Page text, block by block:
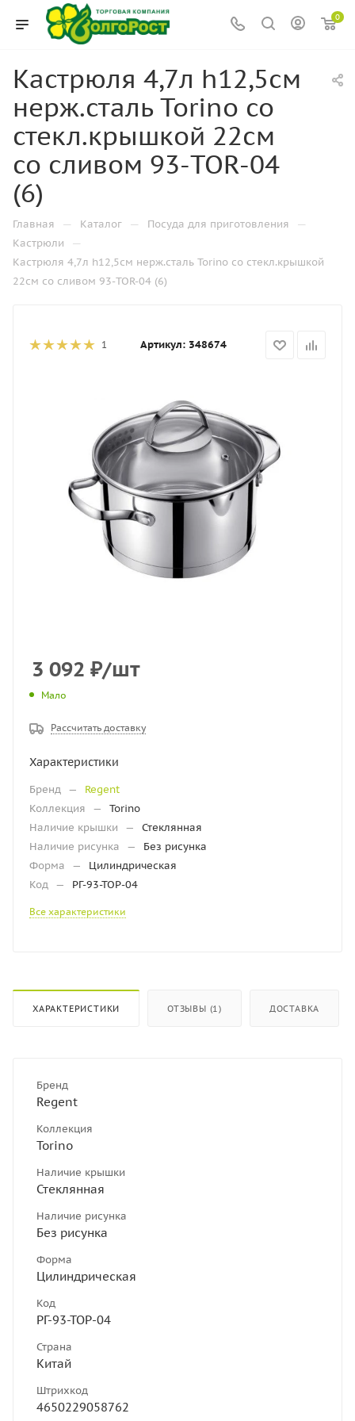
0
Кастрюля 4,7л h12,5см
нерж.сталь Torino со
стекл.крышкой 22см
со сливом 93-TOR-04
(6)
Главная — Каталог — Посуда для приготовления —
Кастрюли —
Кастрюля 4,7л h12,5см нерж.сталь Torino со стекл.крышкой
22см со сливом 93-TOR-04 (6)
1 Артикул: 348674
3 092 ₽/шт
Мало
Рассчитать доставку
Характеристики
Бренд —
Regent
Коллекция
—
Torino
Наличие крышки
—
Стеклянная
Наличие рисунка
—
Без рисунка
Форма
—
Цилиндрическая
Код — РГ-93-ТОР-04
Все характеристики
ХАРАКТЕРИСТИКИ ОТЗЫВЫ (1) ДОСТАВКА
Бренд
Regent
Коллекция
Torino
Наличие крышки
Стеклянная
Наличие рисунка
Без рисунка
Форма
Цилиндрическая
Код
РГ-93-ТОР-04
Страна
Китай
Штрихкод
4650229058762